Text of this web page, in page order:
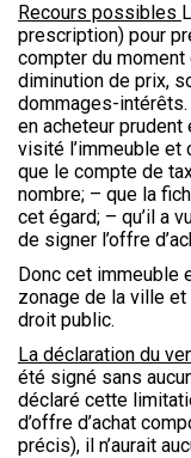
Recours possibles
prescription) pour
compter du
diminution de prix,
dommages-intérêts.
en acheteur prudent
visité l’immeuble et
que le compte de
nombre; – que la
cet égard; – qu’il a
de signer l’offre
Donc cet immeuble
zonage de la ville
droit public.
La déclaration du
été signé sans
déclaré cette
d’offre d’achat
précis), il n’aurait